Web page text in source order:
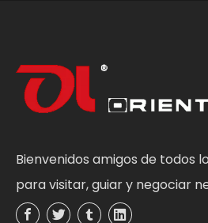
Bienvenidos amigos de todos
para visitar, guiar y negociar